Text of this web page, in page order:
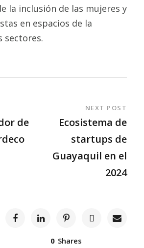
la inclusión de las mujeres y
en espacios de la
sectores.
de
NEXT POST
Ecosistema de
startups de
Guayaquil en el
2024
0 Shares